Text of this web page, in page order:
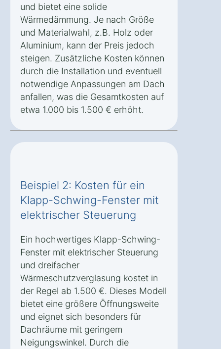
und bietet eine solide
Wärmedämmung. Je nach Größe
und Materialwahl, z.B. Holz oder
Aluminium, kann der Preis jedoch
steigen. Zusätzliche Kosten können
durch die Installation und eventuell
notwendige Anpassungen am Dach
anfallen, was die Gesamtkosten auf
etwa 1.000 bis 1.500 € erhöht.
Beispiel 2: Kosten für ein
Klapp-Schwing-Fenster mit
elektrischer Steuerung
Ein hochwertiges Klapp-Schwing-
Fenster mit elektrischer Steuerung
und dreifacher
Wärmeschutzverglasung kostet in
der Regel ab 1.500 €. Dieses Modell
bietet eine größere Öffnungsweite
und eignet sich besonders für
Dachräume mit geringem
Neigungswinkel. Durch die